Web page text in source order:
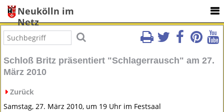
Neukölln im
Netz
Schloß Britz präsentiert "Schlagerrausch" am 27.
März 2010
Zurück
Samstag, 27. März 2010, um 19 Uhr im Festsaal